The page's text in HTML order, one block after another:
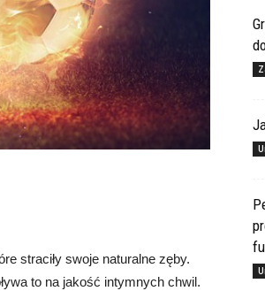
straciły swoje naturalne zęby.
to na jakość intymnych chwil.